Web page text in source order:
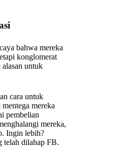
bahwa mereka
konglomerat
untuk
cara untuk
mereka
pembelian
mereka,
Ingin lebih?
telah dilahap FB.